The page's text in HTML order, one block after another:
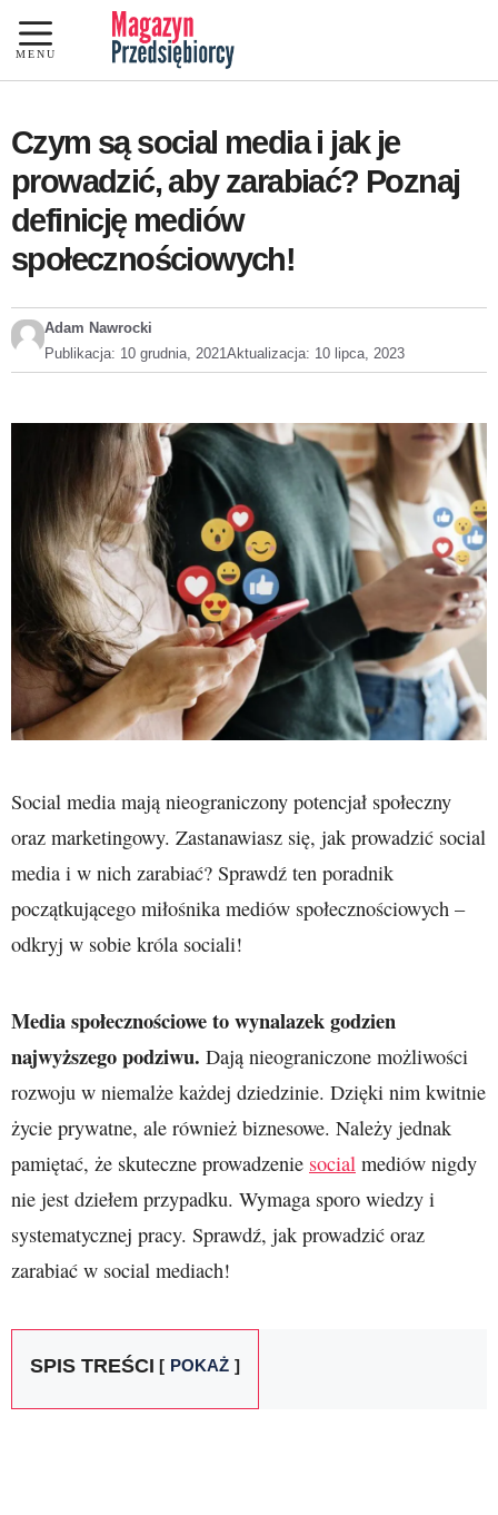
Przejdź
do
treści
MENU
Czym są social media i jak je
prowadzić, aby zarabiać? Poznaj
definicję mediów
społecznościowych!
Adam Nawrocki
Publikacja: 10 grudnia, 2021Aktualizacja: 10 lipca, 2023
Social media mają nieograniczony potencjał społeczny
oraz marketingowy. Zastanawiasz się, jak prowadzić social
media i w nich zarabiać? Sprawdź ten poradnik
początkującego miłośnika mediów społecznościowych –
odkryj w sobie króla sociali!
Media społecznościowe to wynalazek godzien
najwyższego podziwu. Dają nieograniczone możliwości
rozwoju w niemalże każdej dziedzinie. Dzięki nim kwitnie
życie prywatne, ale również biznesowe. Należy jednak
pamiętać, że skuteczne prowadzenie social mediów nigdy
nie jest dziełem przypadku. Wymaga sporo wiedzy i
systematycznej pracy. Sprawdź, jak prowadzić oraz
zarabiać w social mediach!
SPIS TREŚCI POKAŻ